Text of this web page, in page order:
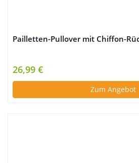
Pailletten-Pullover mit Chiffon-
26,99 €
Zum Angebot